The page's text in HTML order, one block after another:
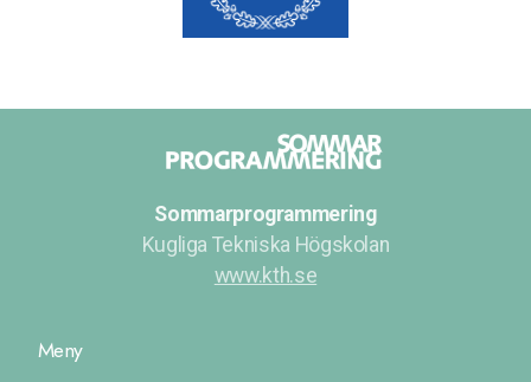
Sommarprogrammering
Kugliga Tekniska Högskolan
www.kth.se
Meny